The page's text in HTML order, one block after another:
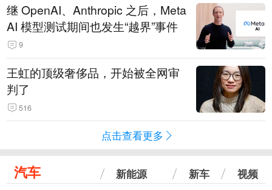
继 OpenAI、Anthropic 之后，Meta
AI 模型测试期间也发生“越界”事件
9
王虹的顶级奢侈品，开始被全网审
判了
516
点击查看更多
汽车 新能源 新车 视频